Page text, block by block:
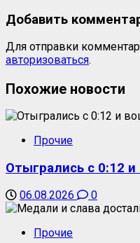
Добавить
Для отправки
авторизоваться.
Похожие новости
Прочие
Отыгрались с 0:12
06.08.2026 0
Прочие